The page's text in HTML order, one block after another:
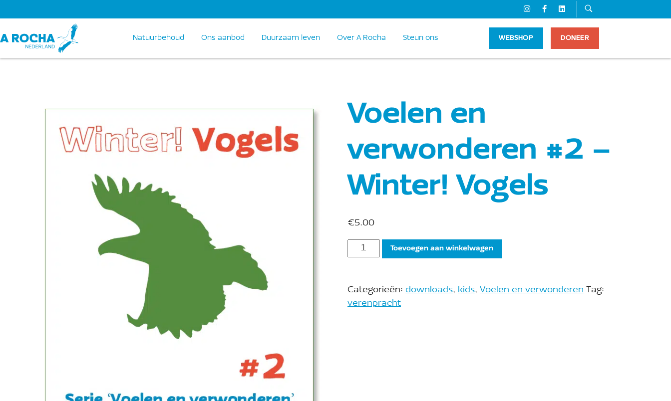
Natuurbehoud Ons aanbod Duurzaam leven Over A Rocha Steun ons WEBSHOP DONEER
Voelen en
verwonderen #2 –
Winter! Vogels
€5.00
Toevoegen aan winkelwagen
Categorieën: downloads, kids, Voelen en verwonderen Tag:
verenpracht